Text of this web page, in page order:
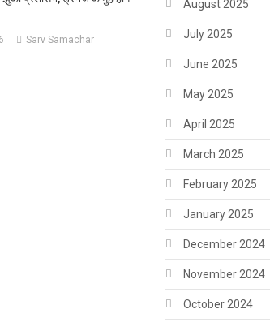
Sarv Samachar
August 2025
July 2025
June 2025
May 2025
April 2025
March 2025
February 2025
January 2025
December 2024
November 2024
October 2024